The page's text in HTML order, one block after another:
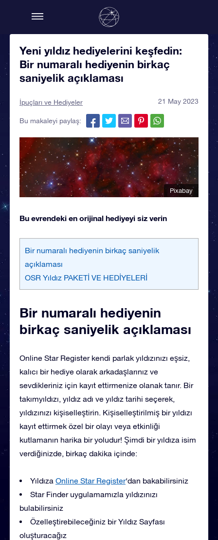
Yeni yıldız hediyelerini keşfedin:
Bir numaralı hediyenin birkaç
saniyelik açıklaması
İpuçları ve Hediyeler 21 May 2023
Bu makaleyi paylaş:
Pixabay
Bu evrendeki en orijinal hediyeyi siz verin
Bir numaralı hediyenin birkaç saniyelik
açıklaması
OSR Yıldız PAKETİ VE HEDİYELERİ
Bir numaralı hediyenin
birkaç saniyelik açıklaması
Online Star Register kendi parlak yıldızınızı eşsiz,
kalıcı bir hediye olarak arkadaşlarınız ve
sevdikleriniz için kayıt ettirmenize olanak tanır. Bir
takımyıldızı, yıldız adı ve yıldız tarihi seçerek,
yıldızınızı kişiselleştirin. Kişiselleştirilmiş bir yıldızı
kayıt ettirmek özel bir olayı veya etkinliği
kutlamanın harika bir yoludur! Şimdi bir yıldıza isim
verdiğinizde, birkaç dakika içinde:
Yıldıza Online Star Register‘dan bakabilirsiniz
Star Finder uygulamamızla yıldızınızı
bulabilirsiniz
Özelleştirebileceğiniz bir Yıldız Sayfası
oluşturacağız